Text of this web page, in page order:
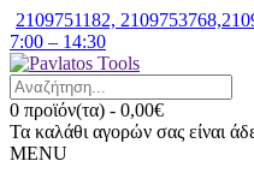
2109751182,
7:00 – 14:30
0 προϊόν(τα) - 0,00€
Τα καλάθι αγορών σας είναι
MENU